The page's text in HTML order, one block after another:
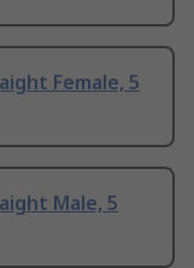
Female, 5
Male, 5